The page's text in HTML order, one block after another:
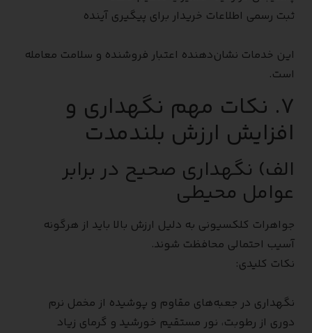
ثبت رسمی اطلاعات خریدار برای پیگیری آینده
این خدمات نشان‌دهنده اعتبار فروشنده و سلامت معامله
است.
۷. نکات مهم نگهداری و
افزایش ارزش بلندمدت
الف) نگهداری صحیح در برابر
عوامل محیطی
جواهرات کلکسیونی به دلیل ارزش بالا باید از هرگونه
آسیب احتمالی محافظت شوند.
نکات کلیدی:
نگهداری در جعبه‌های مقاوم و پوشیده از مخمل نرم
دوری از رطوبت، نور مستقیم خورشید و گرمای زیاد